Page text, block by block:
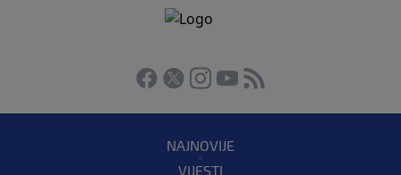
NAJNOVIJE
VIJESTI